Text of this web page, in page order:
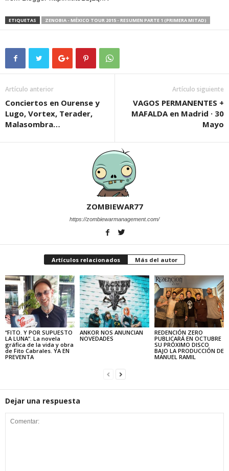
ETIQUETAS ZENOBIA - MÉXICO TOUR 2015 - RESUMEN PARTE 1 (PRIMERA MITAD)
Artículo anterior
Conciertos en Ourense y
Lugo, Vortex, Terader,
Malasombra…
Artículo siguiente
VAGOS PERMANENTES +
MAFALDA en Madrid · 30
Mayo
ZOMBIEWAR77
https://zombiewarmanagement.com/
Artículos relacionados Más del autor
“FITO. Y POR SUPUESTO
LA LUNA”. La novela
gráfica de la vida y obra
de Fito Cabrales. YA EN
PREVENTA
ANKOR NOS ANUNCIAN
NOVEDADES
REDENCIÓN ZERO
PUBLICARÁ EN OCTUBRE
SU PRÓXIMO DISCO
BAJO LA PRODUCCIÓN DE
MANUEL RAMIL
Dejar una respuesta